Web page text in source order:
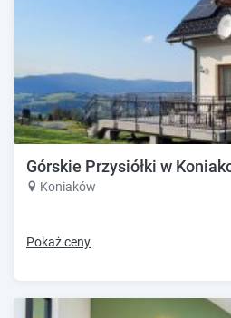
Górskie Przysiółki w
Koniaków
Pokaż ceny